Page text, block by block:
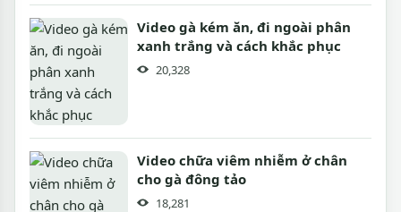
Video gà kém ăn, đi ngoài phân
xanh trắng và cách khắc phục
20,328
Video chữa viêm nhiễm ở chân
cho gà đông tảo
18,281